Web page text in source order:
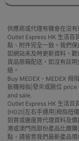
供應商或代理有機會在沒
Outlet Express HK 生活百
點、附件完全一致。我們
如網站未及時更新資料，歡
貨品原箱配送，如沒有註
絡。
Buy MEDEX - MEDEX 拇
扳機拇指|發炎或脱位
and sale.
Outlet Express HK 生活百
(H02)|左右手通用|拇指扭
到買或邊度買代理資料及
港或澳門而部份產品比團
點，請留意我們最新產品價